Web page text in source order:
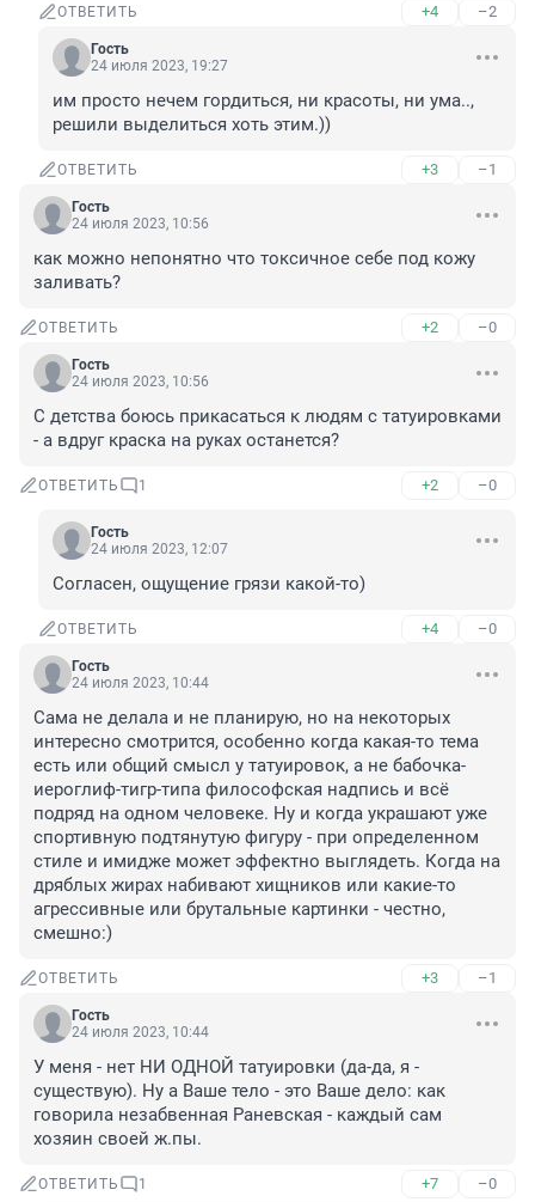
ОТВЕТИТЬ +4 –2
Гость
24 июля 2023, 19:27
им просто нечем гордиться, ни красоты, ни ума..,
решили выделиться хоть этим.))
ОТВЕТИТЬ +3 –1
Гость
24 июля 2023, 10:56
как можно непонятно что токсичное себе под кожу
заливать?
ОТВЕТИТЬ +2 –0
Гость
24 июля 2023, 10:56
C детства боюсь прикасаться к людям с татуировками
- а вдруг краска на руках останется?
ОТВЕТИТЬ 1 +2 –0
Гость
24 июля 2023, 12:07
Согласен, ощущение грязи какой-то)
ОТВЕТИТЬ +4 –0
Гость
24 июля 2023, 10:44
Сама не делала и не планирую, но на некоторых
интересно смотрится, особенно когда какая-то тема
есть или общий смысл у татуировок, а не бабочка-
иероглиф-тигр-типа философская надпись и всё
подряд на одном человеке. Ну и когда украшают уже
спортивную подтянутую фигуру - при определенном
стиле и имидже может эффектно выглядеть. Когда на
дряблых жирах набивают хищников или какие-то
агрессивные или брутальные картинки - честно,
смешно:)
ОТВЕТИТЬ +3 –1
Гость
24 июля 2023, 10:44
У меня - нет НИ ОДНОЙ татуировки (да-да, я -
существую). Ну а Ваше тело - это Ваше дело: как
говорила незабвенная Раневская - каждый сам
хозяин своей ж.пы.
ОТВЕТИТЬ 1 +7 –0